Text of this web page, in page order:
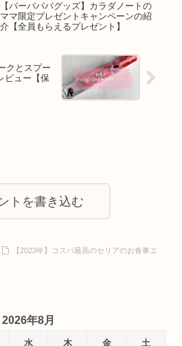
【バーバパパグッズ】カラダノートの
ママ限定プレゼントキャンペーンの紹
介【全員もらえるプレゼント】
クとスプー
ビュー【保
トを書き込む
【2023年】コスパ最高のセリアのお食事エ
2026年8月
水 木 金
土